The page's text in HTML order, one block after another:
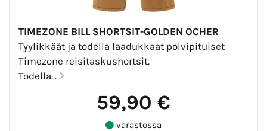
TIMEZONE BILL SHORTSIT-GOLDEN OCHER
Tyylikkäät ja todella laadukkaat polvipituiset
Timezone reisitaskushortsit.
Todella...
59,90 €
varastossa